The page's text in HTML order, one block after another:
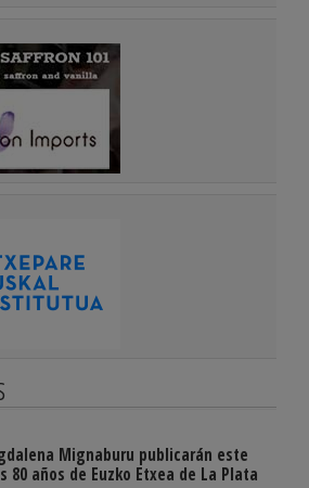
Mignaburu publicarán este
80 años de Euzko Etxea de La Plata